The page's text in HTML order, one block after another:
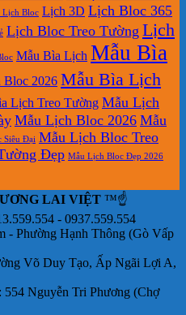
Lịch Bloc Lịch 3D Lịch Bloc 365
Lịch Bloc Treo Tường Lịch
Mẫu Bìa Lịch Mẫu Bìa
2026 Mẫu Bìa Lịch
Lịch Treo Tường Mẫu Lịch
Mẫu Lịch Bloc 2026 Mẫu
Siêu Đại Mẫu Lịch Bloc Treo
Đẹp Mẫu Lịch Bloc Đẹp 2026
LAI VIỆT ™☝️
- 0937.559.554
- Phường Hạnh Thông (Gò Vấp
Võ Duy Tạo, Ấp Ngãi Lợi A,
Nguyễn Tri Phương (Chợ